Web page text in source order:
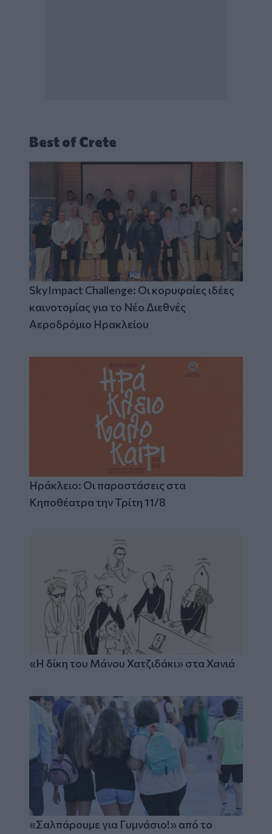
Best of Crete
SkyImpact Challenge: Οι κορυφαίες ιδέες
καινοτομίας για το Νέο Διεθνές
Αεροδρόμιο Ηρακλείου
Ηράκλειο: Οι παραστάσεις στα
Κηποθέατρα την Τρίτη 11/8
«Η δίκη του Μάνου Χατζιδάκι» στα Χανιά
«Σαλπάρουμε για Γυμνάσιο!» από το